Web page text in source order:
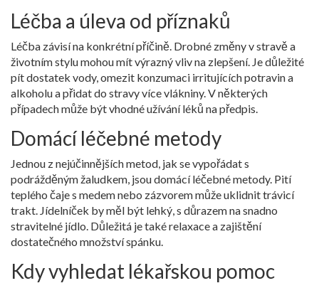
Léčba a úleva od příznaků
Léčba závisí na konkrétní příčině. Drobné změny v stravě a
životním stylu mohou mít výrazný vliv na zlepšení. Je důležité
pít dostatek vody, omezit konzumaci irritujících potravin a
alkoholu a přidat do stravy více vlákniny. V některých
případech může být vhodné užívání léků na předpis.
Domácí léčebné metody
Jednou z nejúčinnějších metod, jak se vypořádat s
podrážděným žaludkem, jsou domácí léčebné metody. Pití
teplého čaje s medem nebo zázvorem může uklidnit trávicí
trakt. Jídelníček by měl být lehký, s důrazem na snadno
stravitelné jídlo. Důležitá je také relaxace a zajištění
dostatečného množství spánku.
Kdy vyhledat lékařskou pomoc